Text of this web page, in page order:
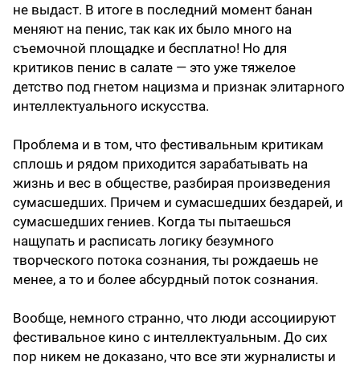
не выдаст. В итоге в последний момент банан
меняют на пенис, так как их было много на
съемочной площадке и бесплатно! Но для
критиков пенис в салате — это уже тяжелое
детство под гнетом нацизма и признак элитарного
интеллектуального искусства.
Проблема и в том, что фестивальным критикам
сплошь и рядом приходится зарабатывать на
жизнь и вес в обществе, разбирая произведения
сумасшедших. Причем и сумасшедших бездарей, и
сумасшедших гениев. Когда ты пытаешься
нащупать и расписать логику безумного
творческого потока сознания, ты рождаешь не
менее, а то и более абсурдный поток сознания.
Вообще, немного странно, что люди ассоциируют
фестивальное кино с интеллектуальным. До сих
пор никем не доказано, что все эти журналисты и